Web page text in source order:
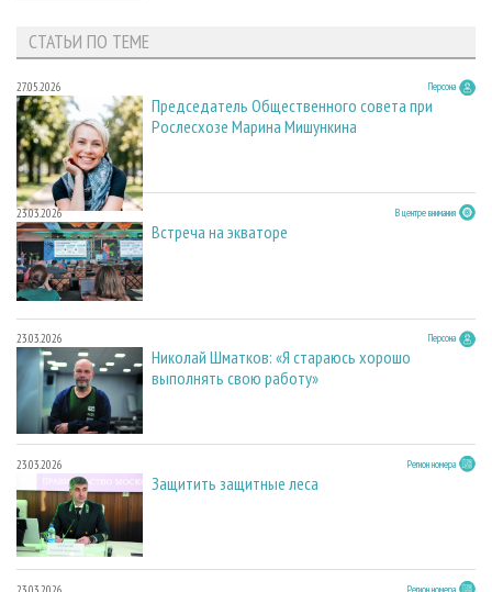
СТАТЬИ ПО ТЕМЕ
27.05.2026 Персона
Председатель Общественного совета при
Рослесхозе Марина Мишункина
23.03.2026 В центре внимания
Встреча на экваторе
23.03.2026 Персона
Николай Шматков: «Я стараюсь хорошо
выполнять свою работу»
23.03.2026 Регион номера
Защитить защитные леса